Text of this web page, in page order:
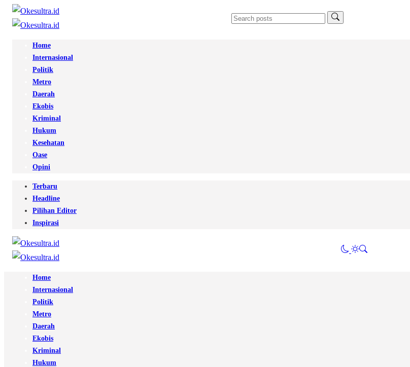
Home
Internasional
Politik
Metro
Daerah
Ekobis
Kriminal
Hukum
Kesehatan
Oase
Opini
Terbaru
Headline
Pilihan Editor
Inspirasi
Home
Internasional
Politik
Metro
Daerah
Ekobis
Kriminal
Hukum